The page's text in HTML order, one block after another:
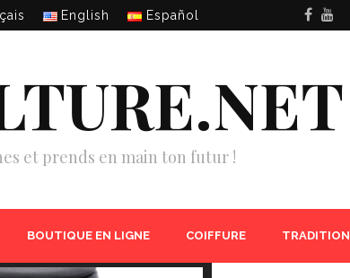
English Español
et prends en main ton futur !
BOUTIQUE EN LIGNE COIFFURE TRADITION